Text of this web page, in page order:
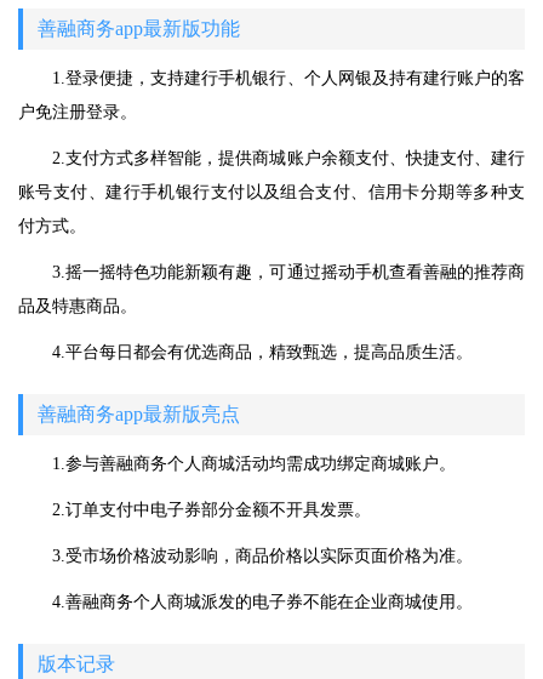
善融商务app最新版功能
1.登录便捷，支持建行手机银行、个人网银及持有建行账户的客
户免注册登录。
2.支付方式多样智能，提供商城账户余额支付、快捷支付、建行
账号支付、建行手机银行支付以及组合支付、信用卡分期等多种支
付方式。
3.摇一摇特色功能新颖有趣，可通过摇动手机查看善融的推荐商
品及特惠商品。
4.平台每日都会有优选商品，精致甄选，提高品质生活。
善融商务app最新版亮点
1.参与善融商务个人商城活动均需成功绑定商城账户。
2.订单支付中电子券部分金额不开具发票。
3.受市场价格波动影响，商品价格以实际页面价格为准。
4.善融商务个人商城派发的电子券不能在企业商城使用。
版本记录